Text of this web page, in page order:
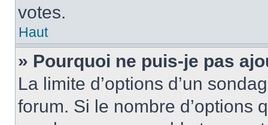
votes.
Haut
» Pourquoi ne puis-je pas
La limite d’options d’un
forum. Si le nombre d’options